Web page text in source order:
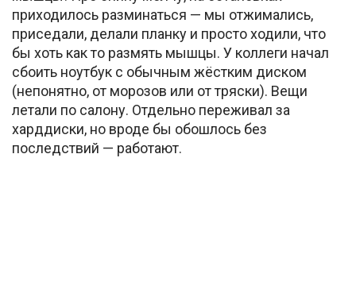
приходилось разминаться — мы отжимались,
приседали, делали планку и просто ходили, что
бы хоть как то размять мышцы. У коллеги начал
сбоить ноутбук с обычным жёстким диском
(непонятно, от морозов или от тряски). Вещи
летали по салону. Отдельно переживал за
харддиски, но вроде бы обошлось без
последствий — работают.